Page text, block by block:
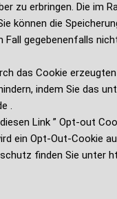
zu erbringen. Die
können die
Fall gegebenenfalls
das Cookie
indem Sie das
.
Link ” Opt-out
ein Opt-Out-Cookie
finden Sie